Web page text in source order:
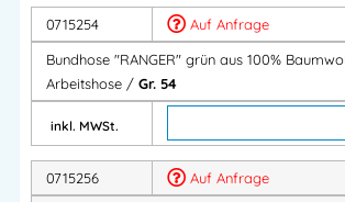
Funktionelle Taschenlösungen
Zwei eingesetzte Seitentaschen
Zwei Gesäßtaschen, eine mit Patte
Schenkeltasche mit Patte
Doppelte Zollstocktasche
Hammerschlaufe
0715254
Auf Anfrage
Bundhose "RANGER" grün aus 100%
Arbeitshose / Gr. 54
inkl. MWSt.
0715256
Auf Anfrage